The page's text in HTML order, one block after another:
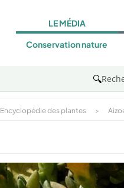
LE MÉDIA
Conservation nature
🔍
Encyclopédie des plantes >